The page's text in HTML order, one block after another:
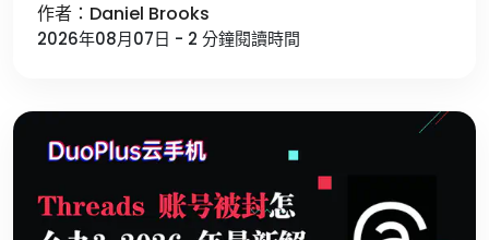
賴刷 For …
作者：Daniel Brooks
2026年08月07日 - 2 分鐘閱讀時間